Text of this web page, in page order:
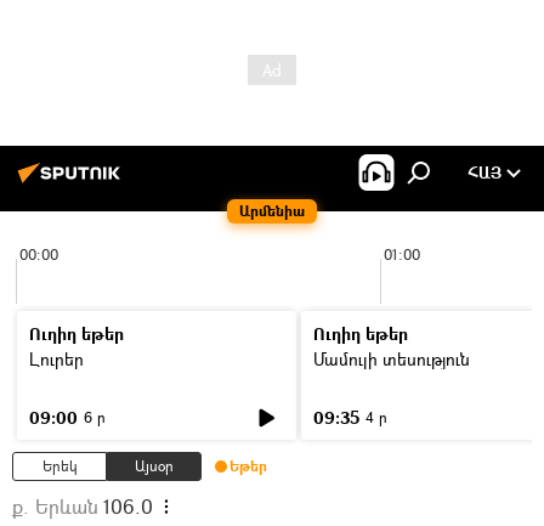
Արմենիա
ՀԱՅ
00:00 01:00
Ուղիղ եթեր
Լուրեր
09:00 6 ր
Ուղիղ եթեր
Մամուլի տեսություն
09:35 4 ր
Երեկ Այսօր Եթեր
ք. Երևան 106.0